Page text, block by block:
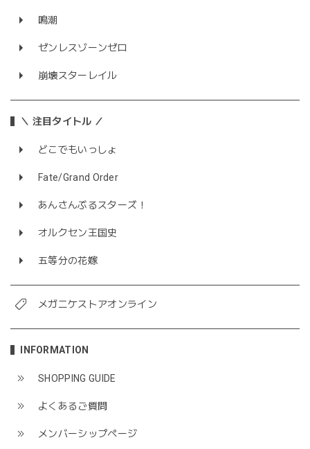
鳴潮
ゼンレスゾーンゼロ
崩壊スターレイル
＼ 注目タイトル ／
どこでもいっしょ
Fate/Grand Order
あんさんぶるスターズ！
オルクセン王国史
五等分の花嫁
メガニケストアオンライン
INFORMATION
SHOPPING GUIDE
よくあるご質問
メンバーシップページ